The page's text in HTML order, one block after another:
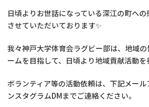
日頃よりお世話になっている深江の町へ
させていただいております✨
我々神戸大学体育会ラグビー部は、地域
ームを目指して、日頃より地域貢献活動を
ボランティア等の活動依頼は、下記メー
ンスタグラムDMまでご連絡ください。